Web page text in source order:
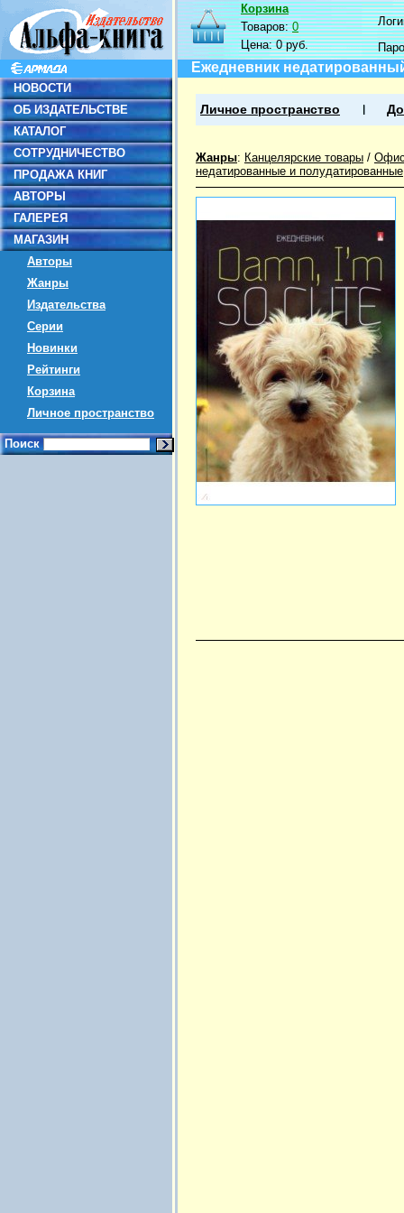
НОВОСТИ
ОБ ИЗДАТЕЛЬСТВЕ
КАТАЛОГ
СОТРУДНИЧЕСТВО
ПРОДАЖА КНИГ
АВТОРЫ
ГАЛЕРЕЯ
МАГАЗИН
Авторы
Жанры
Издательства
Серии
Новинки
Рейтинги
Корзина
Личное пространство
Поиск
Корзина
Товаров:0
Цена:0 руб.
Ежедневник
Личное пространство
Жанры: Канцелярские товары /
недатированные и полудатированные